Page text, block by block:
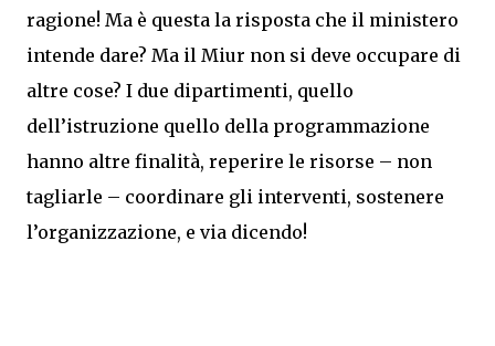
ragione! Ma è questa la risposta che il ministero
intende dare? Ma il Miur non si deve occupare di
altre cose? I due dipartimenti, quello
dell’istruzione quello della programmazione
hanno altre finalità, reperire le risorse – non
tagliarle – coordinare gli interventi, sostenere
l’organizzazione, e via dicendo!